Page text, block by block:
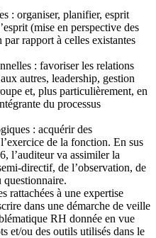
: organiser, planifier, esprit
(mise en perspective des
rapport à celles existantes
: favoriser les relations
autres, leadership, gestion
et, plus particulièrement, en
du processus
: acquérir des
de la fonction. En sus
l’auditeur va assimiler la
directif, de l’observation, de
questionnaire.
rattachées à une expertise
dans une démarche de veille
RH donnée en vue
et/ou des outils utilisés dans le